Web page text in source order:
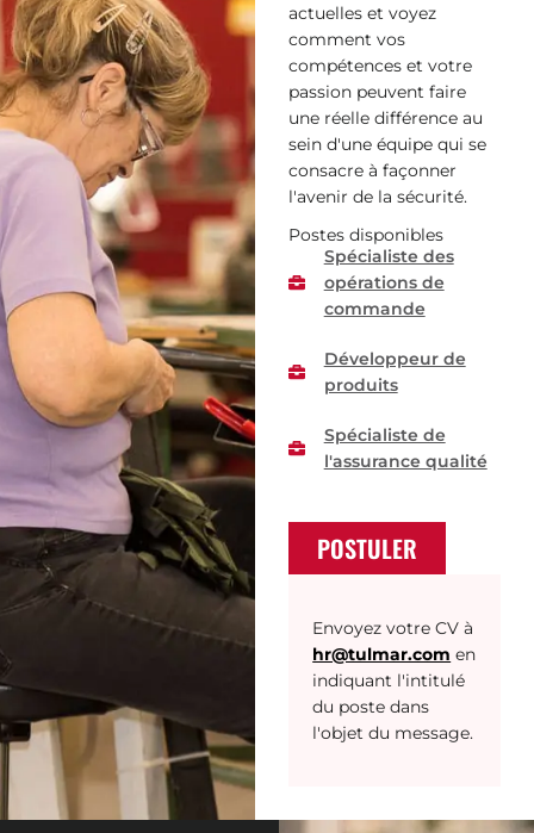
actuelles et voyez
comment vos
compétences et votre
passion peuvent faire
une réelle différence au
sein d'une équipe qui se
consacre à façonner
l'avenir de la sécurité.
Postes disponibles
Spécialiste des
opérations de
commande
Développeur de
produits
Spécialiste de
l'assurance qualité
POSTULER
Envoyez votre CV à
hr@tulmar.com en
indiquant l'intitulé
du poste dans
l'objet du message.